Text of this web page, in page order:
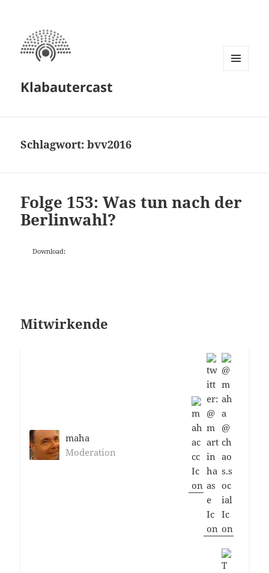
Klabautercast
Schlagwort:bvv2016
Folge 153: Was tun nach der
Berlinwahl?
Download:
Mitwirkende
maha
Moderation